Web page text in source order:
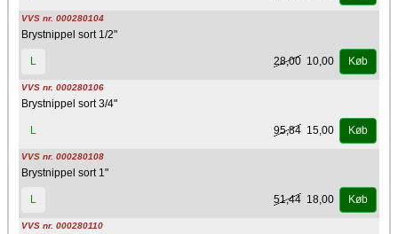
VVS nr. 000280104
Brystnippel sort 1/2"
L 28,00 10,00 Køb
VVS nr. 000280106
Brystnippel sort 3/4"
L 95,84 15,00 Køb
VVS nr. 000280108
Brystnippel sort 1"
L 51,44 18,00 Køb
VVS nr. 000280110